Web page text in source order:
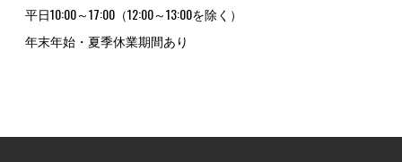
平日10:00～17:00（12:00～13:00を除く）
年末年始・夏季休業期間あり